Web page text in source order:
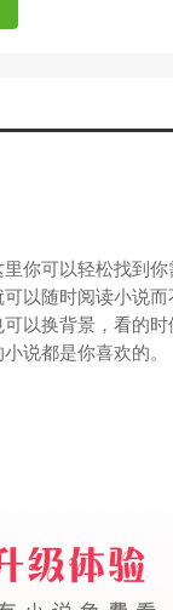
你可以轻松找到
以随时阅读小说
以换背景，看的
说都是你喜欢的。